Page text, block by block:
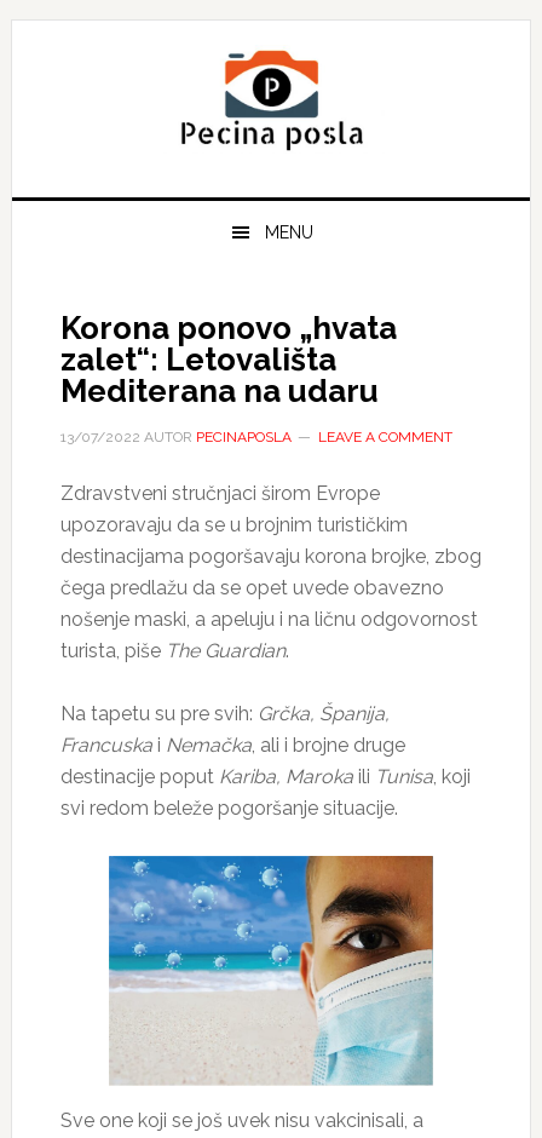
Skip
Skip
Skip
MENU
Korona ponovo „hvata
zalet“: Letovališta
Mediterana na udaru
13/07/2022 AUTOR PECINAPOSLA LEAVE A COMMENT
Zdravstveni stručnjaci širom Evrope
upozoravaju da se u brojnim turističkim
destinacijama pogoršavaju korona brojke, zbog
čega predlažu da se opet uvede obavezno
nošenje maski, a apeluju i na ličnu odgovornost
turista, piše The Guardian.
Na tapetu su pre svih: Grčka, Španija,
Francuskai Nemačka, ali i brojne druge
destinacije poput Kariba, Marokaili Tunisa, koji
svi redom beleže pogoršanje situacije.
Sve one koji se još uvek nisu vakcinisali, a